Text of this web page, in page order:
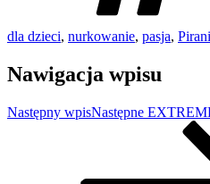
dla dzieci, nurkowanie, pasja,
Nawigacja wpisu
Następny wpisNastępne